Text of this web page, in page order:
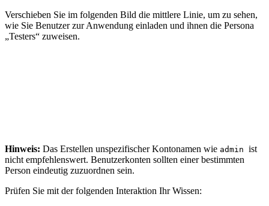
Verschieben Sie im folgenden Bild die mittlere Linie, um zu sehen,
wie Sie Benutzer zur Anwendung einladen und ihnen die Persona
„Testers“ zuweisen.
Hinweis: Das Erstellen unspezifischer Kontonamen wie admin ist
nicht empfehlenswert. Benutzerkonten sollten einer bestimmten
Person eindeutig zuzuordnen sein.
Prüfen Sie mit der folgenden Interaktion Ihr Wissen: